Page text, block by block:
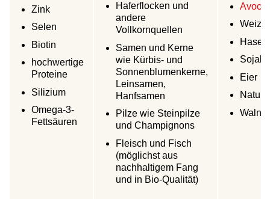
Zink
Selen
Biotin
hochwertige
Proteine
Silizium
Omega-3-
Fettsäuren
Haferflocken und
andere
Vollkornquellen
Samen und Kerne
wie Kürbis- und
Sonnenblumenkerne,
Leinsamen,
Hanfsamen
Pilze wie Steinpilze
und Champignons
Fleisch und Fisch
(möglichst aus
nachhaltigem Fang
und in Bio-Qualität)
Eier